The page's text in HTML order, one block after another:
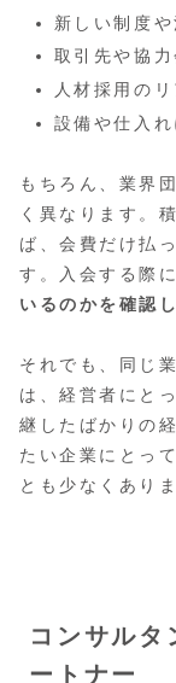
新しい制度
取引先や協
人材採用の
設備や仕入
もちろん、業界
く異なります。
ば、会費だけ払
す。入会する際に
いるのかを確認
それでも、同じ
は、経営者にと
継したばかりの
たい企業にとっ
とも少なくあり
コンサルタ
ートナー